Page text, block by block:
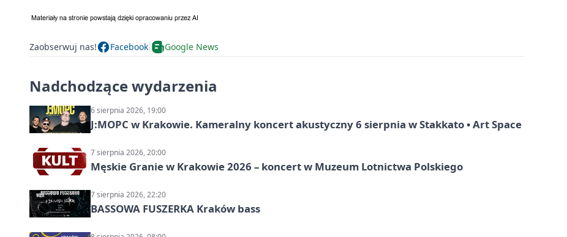
Zaobserwuj nas! Facebook Google News
Nadchodzące wydarzenia
6 sierpnia 2026, 19:00
J:МОРС w Krakowie. Kameralny koncert akustyczny 6 sierpnia w Stakkato • Art Space
7 sierpnia 2026, 20:00
Męskie Granie w Krakowie 2026 – koncert w Muzeum Lotnictwa Polskiego
7 sierpnia 2026, 22:20
BASSOWA FUSZERKA Kraków bass